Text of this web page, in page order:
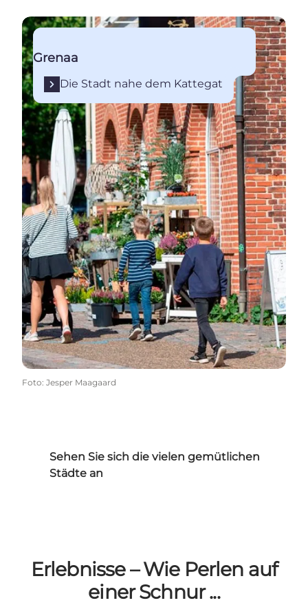
Die Stadt nahe dem Kattegat
Grenaa
Die Stadt nahe dem Kattegat
Foto: Jesper Maagaard
Sehen Sie sich die vielen gemütlichen
Städte an
Erlebnisse – Wie Perlen auf
einer Schnur ...